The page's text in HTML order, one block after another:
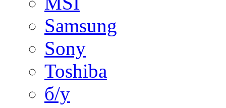
Samsung
Sony
Toshiba
б/у